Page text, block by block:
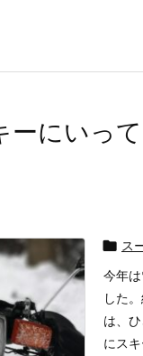
ーにいっ
 ス
今年
した
は、
にス